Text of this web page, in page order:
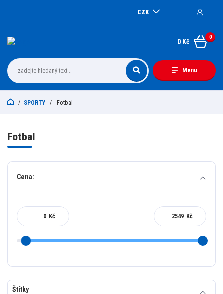
Menu
CZK
0
0 Kč
SPORTY Fotbal
Fotbal
Cena:
Kč Kč
Štítky